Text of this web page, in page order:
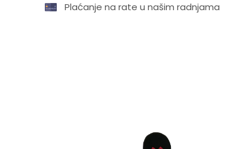
Plaćanje na rate u našim radnjama